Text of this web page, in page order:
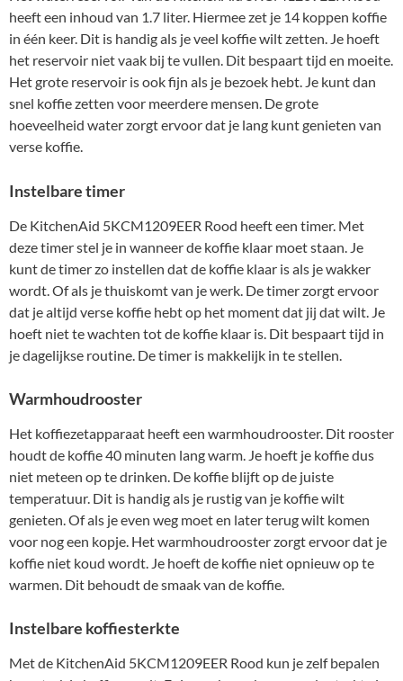
heeft een inhoud van 1.7 liter. Hiermee zet je 14 koppen koffie
in één keer. Dit is handig als je veel koffie wilt zetten. Je hoeft
het reservoir niet vaak bij te vullen. Dit bespaart tijd en moeite.
Het grote reservoir is ook fijn als je bezoek hebt. Je kunt dan
snel koffie zetten voor meerdere mensen. De grote
hoeveelheid water zorgt ervoor dat je lang kunt genieten van
verse koffie.
Instelbare timer
De KitchenAid 5KCM1209EER Rood heeft een timer. Met
deze timer stel je in wanneer de koffie klaar moet staan. Je
kunt de timer zo instellen dat de koffie klaar is als je wakker
wordt. Of als je thuiskomt van je werk. De timer zorgt ervoor
dat je altijd verse koffie hebt op het moment dat jij dat wilt. Je
hoeft niet te wachten tot de koffie klaar is. Dit bespaart tijd in
je dagelijkse routine. De timer is makkelijk in te stellen.
Warmhoudrooster
Het koffiezetapparaat heeft een warmhoudrooster. Dit rooster
houdt de koffie 40 minuten lang warm. Je hoeft je koffie dus
niet meteen op te drinken. De koffie blijft op de juiste
temperatuur. Dit is handig als je rustig van je koffie wilt
genieten. Of als je even weg moet en later terug wilt komen
voor nog een kopje. Het warmhoudrooster zorgt ervoor dat je
koffie niet koud wordt. Je hoeft de koffie niet opnieuw op te
warmen. Dit behoudt de smaak van de koffie.
Instelbare koffiesterkte
Met de KitchenAid 5KCM1209EER Rood kun je zelf bepalen